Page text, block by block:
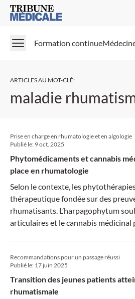
Medical Tribune
Formation continue
ARTICLES AU MOT-CLÉ:
maladie
Prise en charge en rhumatologie et en algologie
Publié le: 9 oct. 2025
Phytomédicaments et cannabis
place en rhumatologie
Selon le contexte, les
thérapeutique fondée sur des
rhumatisants. L’harpagophytum
articulaires et le cannabis médicinal
Recommandations pour un passage réussi
Publié le: 17 juin 2025
Transition des jeunes patients
rhumatismale